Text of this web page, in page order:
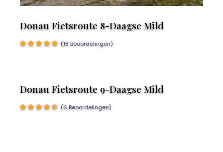
Donau Fietsroute 8-Daagse Mild
(18 Beoordelingen)
Donau Fietsroute 9-Daagse Mild
(6 Beoordelingen)